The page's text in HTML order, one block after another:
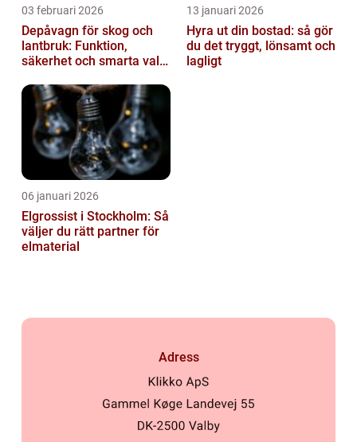
03 februari 2026
Depåvagn för skog och
lantbruk: Funktion,
säkerhet och smarta val
13 januari 2026
Hyra ut din bostad: så gör
du det tryggt, lönsamt och
lagligt
06 januari 2026
Elgrossist i Stockholm: Så
väljer du rätt partner för
elmaterial
Adress